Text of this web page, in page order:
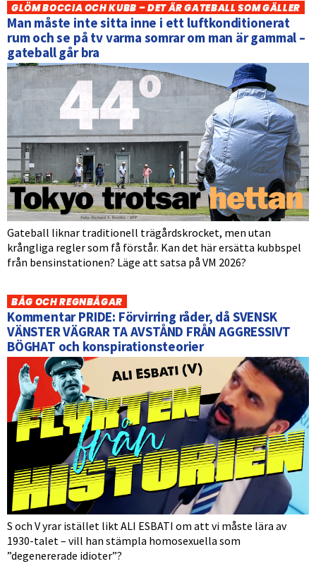
GLÖM BOCCIA OCH KUBB – DET ÄR GATEBALL SOM GÄLLER
Man måste inte sitta inne i ett luftkonditionerat
rum och se på tv varma somrar om man är gammal –
gateball går bra
Gateball liknar traditionell trägårdskrocket, men utan
krångliga regler som få förstår. Kan det här ersätta kubbspel
från bensinstationen? Läge att satsa på VM 2026?
BÅG OCH REGNBÅGAR
Kommentar PRIDE: Förvirring råder, då SVENSK
VÄNSTER VÄGRAR TA AVSTÅND FRÅN AGGRESSIVT
BÖGHAT och konspirationsteorier
S och V yrar istället likt ALI ESBATI om att vi måste lära av
1930-talet – vill han stämpla homosexuella som
”degenererade idioter”?